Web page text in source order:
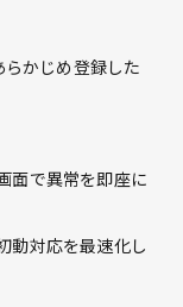
かじめ登録した
面で異常を即座に
動対応を最速化し